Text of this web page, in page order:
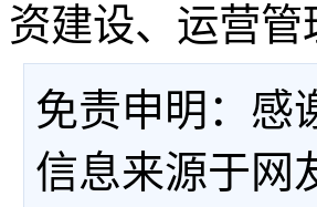
资建设、运营
免责申明：感
信息来源于网